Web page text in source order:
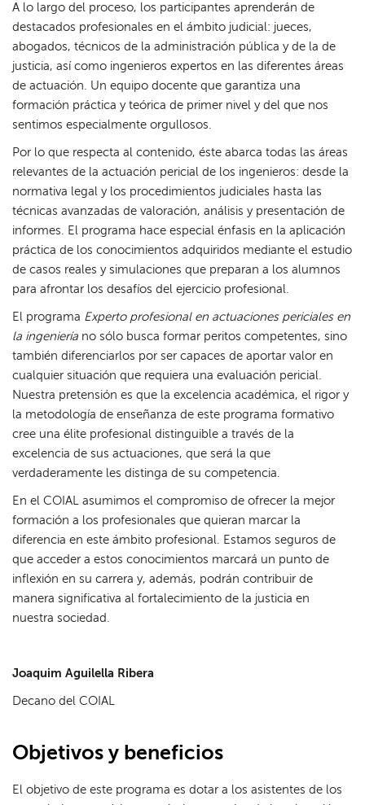
A lo largo del proceso, los participantes aprenderán de
destacados profesionales en el ámbito judicial: jueces,
abogados, técnicos de la administración pública y de la de
justicia, así como ingenieros expertos en las diferentes áreas
de actuación. Un equipo docente que garantiza una
formación práctica y teórica de primer nivel y del que nos
sentimos especialmente orgullosos.
Por lo que respecta al contenido, éste abarca todas las áreas
relevantes de la actuación pericial de los ingenieros: desde la
normativa legal y los procedimientos judiciales hasta las
técnicas avanzadas de valoración, análisis y presentación de
informes. El programa hace especial énfasis en la aplicación
práctica de los conocimientos adquiridos mediante el estudio
de casos reales y simulaciones que preparan a los alumnos
para afrontar los desafíos del ejercicio profesional.
El programa Experto profesional en actuaciones periciales en
la ingeniería no sólo busca formar peritos competentes, sino
también diferenciarlos por ser capaces de aportar valor en
cualquier situación que requiera una evaluación pericial.
Nuestra pretensión es que la excelencia académica, el rigor y
la metodología de enseñanza de este programa formativo
cree una élite profesional distinguible a través de la
excelencia de sus actuaciones, que será la que
verdaderamente les distinga de su competencia.
En el COIAL asumimos el compromiso de ofrecer la mejor
formación a los profesionales que quieran marcar la
diferencia en este ámbito profesional. Estamos seguros de
que acceder a estos conocimientos marcará un punto de
inflexión en su carrera y, además, podrán contribuir de
manera significativa al fortalecimiento de la justicia en
nuestra sociedad.
Joaquim Aguilella Ribera
Decano del COIAL
Objetivos y beneficios
El objetivo de este programa es dotar a los asistentes de los